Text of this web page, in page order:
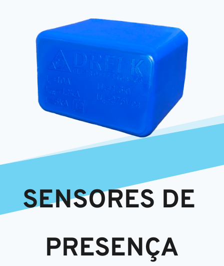
SENSORES DE
PRESENÇA